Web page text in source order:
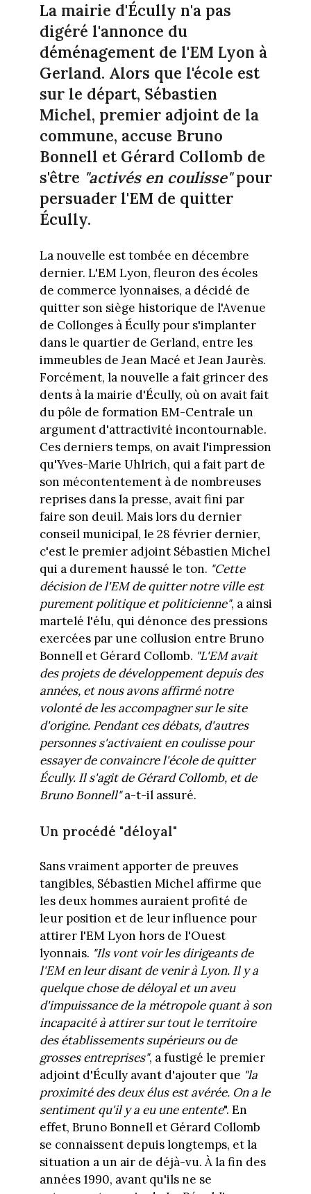
La mairie d'Écully n'a pas
digéré l'annonce du
déménagement de l'EM Lyon à
Gerland. Alors que l'école est
sur le départ, Sébastien
Michel, premier adjoint de la
commune, accuse Bruno
Bonnell et Gérard Collomb de
s'être "activés en coulisse"pour
persuader l'EM de quitter
Écully.
La nouvelle est tombée en décembre
dernier. L'EM Lyon, fleuron des écoles
de commerce lyonnaises, a décidé de
quitter son siège historique de l'Avenue
de Collonges à Écully pour s'implanter
dans le quartier de Gerland, entre les
immeubles de Jean Macé et Jean Jaurès.
Forcément, la nouvelle a fait grincer des
dents à la mairie d'Écully, où on avait fait
du pôle de formation EM-Centrale un
argument d'attractivité incontournable.
Ces derniers temps, on avait l'impression
qu'Yves-Marie Uhlrich, qui a fait part de
son mécontentement à de nombreuses
reprises dans la presse, avait fini par
faire son deuil. Mais lors du dernier
conseil municipal, le 28 février dernier,
c'est le premier adjoint Sébastien Michel
qui a durement haussé le ton. "Cette
décision de l'EM de quitter notre ville est
purement politique et politicienne", a ainsi
martelé l'élu, qui dénonce des pressions
exercées par une collusion entre Bruno
Bonnell et Gérard Collomb. "L'EM avait
des projets de développement depuis des
années, et nous avons affirmé notre
volonté de les accompagner sur le site
d'origine. Pendant ces débats, d'autres
personnes s'activaient en coulisse pour
essayer de convaincre l'école de quitter
Écully. Il s'agit de Gérard Collomb, et de
Bruno Bonnell"a-t-il assuré.
Un procédé "déloyal"
Sans vraiment apporter de preuves
tangibles, Sébastien Michel affirme que
les deux hommes auraient profité de
leur position et de leur influence pour
attirer l'EM Lyon hors de l'Ouest
lyonnais. "Ils vont voir les dirigeants de
l'EM en leur disant de venir à Lyon. Il y a
quelque chose de déloyal et un aveu
d'impuissance de la métropole quant à son
incapacité à attirer sur tout le territoire
des établissements supérieurs ou de
grosses entreprises", a fustigé le premier
adjoint d'Écully avant d'ajouter que "la
proximité des deux élus est avérée. On a le
sentiment qu'il y a eu une entente". En
effet, Bruno Bonnell et Gérard Collomb
se connaissent depuis longtemps, et la
situation a un air de déjà-vu. À la fin des
années 1990, avant qu'ils ne se